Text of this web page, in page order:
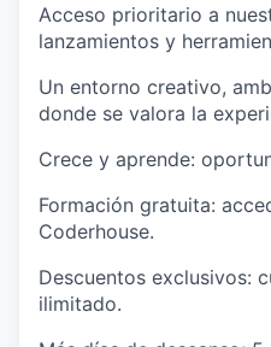
Acceso prioritario a
lanzamientos y
Un entorno creativo,
donde se valora la
Crece y aprende:
Formación gratuita:
Coderhouse.
Descuentos exclusivos:
ilimitado.